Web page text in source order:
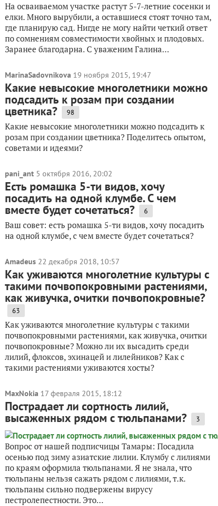
На осваиваемом участке растут 5-7-летние сосенки и
елки. Много вырубили, а оставшиеся стоят точно там,
где планирую сад. Нигде не могу найти четкий ответ
по сомнениям совместимости хвойных и плодовых.
Заранее благодарна. С уваженим Галина...
MarinaSadovnikova 19 ноября 2015, 19:47
Какие невысокие многолетники можно
подсадить к розам при создании
цветника? 98
Какие невысокие многолетники можно подсадить к
розам при создании цветника? Поделитесь опытом,
советами и идеями?
pani_ant 5 октября 2016, 20:02
Есть ромашка 5-ти видов, хочу
посадить на одной клумбе. С чем
вместе будет сочетаться? 6
Ваш совет: есть ромашка 5-ти видов, хочу посадить
на одной клумбе, с чем вместе будет сочетаться?
Amadeus 22 декабря 2018, 10:57
Как уживаются многолетние культуры с
такими почвопокровными растениями,
как живучка, очитки почвопокровные?
63
Как уживаются многолетние культуры с такими
почвопокровными растениями, как живучка, очитки
почвопокровные? Можно ли их высадить среди
лилий, флоксов, эхинацей и лилейников? Как с
такими растениями уживаются хосты?
MaxNokia 17 февраля 2015, 18:12
Пострадает ли сортность лилий,
высаженных рядом с тюльпанами? 3
Вопрос от нашей подписчицы Тамары: Посадила
осенью под зиму азиатские лилии. Клумбу с лилиями
по краям оформила тюльпанами. Я не знала, что
тюльпаны нельзя сажать рядом с лилиями, т.к.
тюльпаны сильно подвержены вирусу
пестролепестности. Это...